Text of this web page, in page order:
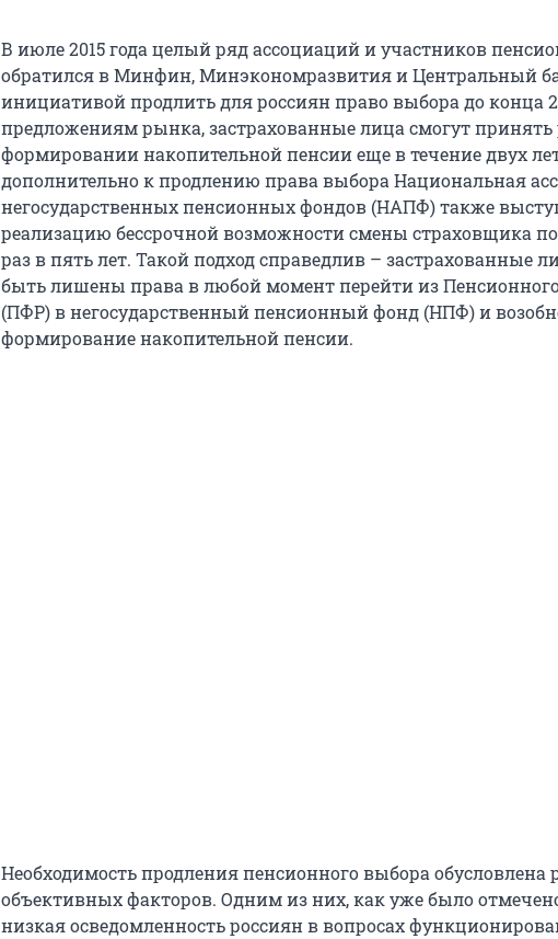
В июле 2015 года целый ряд ассоциаций и участников
обратился в Минфин, Минэкономразвития и Центральный
инициативой продлить для россиян право выбора до конца
предложениям рынка, застрахованные лица смогут принять
формировании накопительной пенсии еще в течение двух
дополнительно к продлению права выбора Национальная
негосударственных пенсионных фондов (НАПФ) также
реализацию бессрочной возможности смены страховщика
раз в пять лет. Такой подход справедлив – застрахованные
быть лишены права в любой момент перейти из
(ПФР) в негосударственный пенсионный фонд (НПФ) и
формирование накопительной пенсии.
Необходимость продления пенсионного выбора обусловлена
объективных факторов. Одним из них, как уже было
низкая осведомленность россиян в вопросах